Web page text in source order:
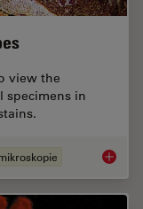
view the
specimens in
A